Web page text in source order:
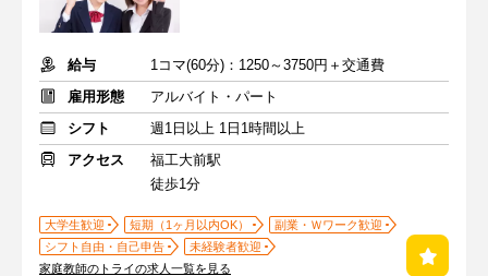
給与
1コマ(60分)：1250～3750円＋交通費
雇用形態
アルバイト・パート
シフト
週1日以上 1日1時間以上
アクセス
福工大前駅
徒歩1分
大学生歓迎 短期（1ヶ月以内OK）
副業・Ｗワーク歓迎
シフト自由・自己申告
未経験者歓迎
家庭教師のトライの求人一覧を見る